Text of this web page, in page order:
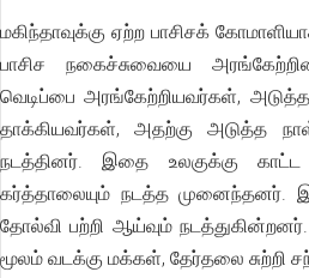
மகிந்தாவுக்கு ஏற்ற பாசிசக்
பாசிச நகைச்சுவையை
வெடிப்பை அரங்கேற்றியவர்கள்,
தாக்கியவர்கள், அதற்கு அடுத்த
நடத்தினர். இதை உலகுக்கு
கர்த்தாலையும் நடத்த முனைந்தனர்.
தோல்வி பற்றி ஆய்வும்
மூலம் வடக்கு மக்கள், தேர்தலை சுற்றி